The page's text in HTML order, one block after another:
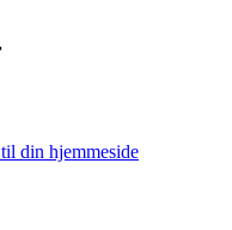
din hjemmeside